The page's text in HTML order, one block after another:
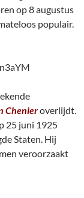
op 8 augustus
populair.
Chenieroverlijdt.
25 juni 1925
Staten. Hij
veroorzaakt